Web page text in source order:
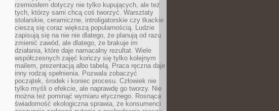
rzemiosłem dotyczy nie tylko kupujących, ale też
tych, którzy sami chcą coś tworzyć. Warsztaty
stolarskie, ceramiczne, introligatorskie czy tkackie
cieszą się coraz większą popularnością. Ludzie
zapisują się na nie nie dlatego, że planują od razu
zmienić zawód, ale dlatego, że brakuje im
działania, które daje namacalny rezultat. Wiele
współczesnych zajęć kończy się tylko kolejnym
mailem, prezentacją albo tabelą. Praca ręczna daje
inny rodzaj spełnienia. Pozwala zobaczyć
początek, środek i koniec procesu. Człowiek nie
tylko myśli o efekcie, ale naprawdę go tworzy. Nie
można też pominąć wymiaru etycznego. Rosnąca
świadomość ekologiczna sprawia, że konsumenci